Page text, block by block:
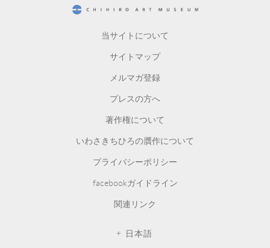
当サイトについて
サイトマップ
メルマガ登録
プレスの方へ
著作権について
いわさきちひろの贋作について
プライバシーポリシー
facebookガイドライン
関連リンク
日本語